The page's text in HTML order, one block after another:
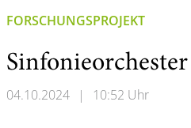
FORSCHUNGSPROJEKT
04.10.2024 | 10:52 Uhr